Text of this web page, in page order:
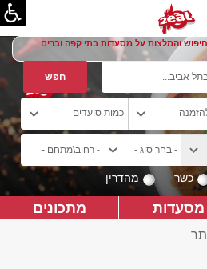
והמלצות על מסעדות בתי קפה וברים
כשר מהדרין
מסעדות מתכונים